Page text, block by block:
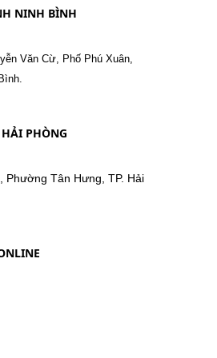
NINH BÌNH
Văn Cừ, Phố Phú Xuân,
PHÒNG
Phường Tân Hưng, TP. Hải